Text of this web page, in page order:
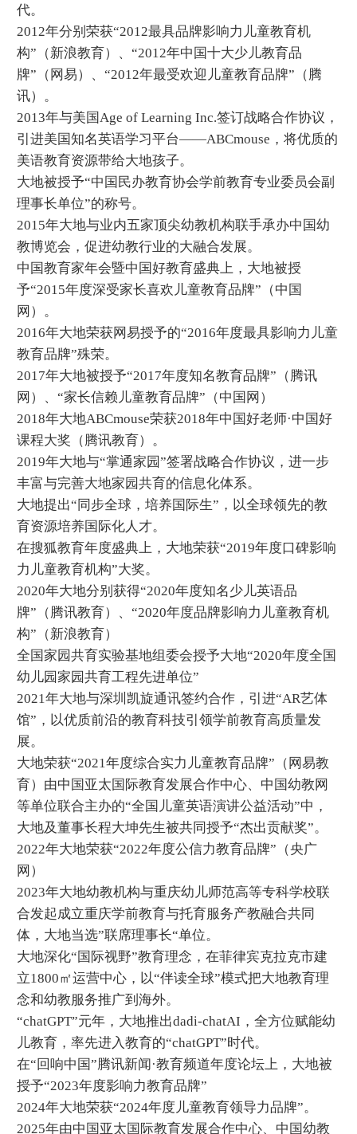
代。
2012年分别荣获“2012最具品牌影响力儿童教育机
构”（新浪教育）、“2012年中国十大少儿教育品
牌”（网易）、“2012年最受欢迎儿童教育品牌”（腾
讯）。
2013年与美国Age of Learning Inc.签订战略合作协议，
引进美国知名英语学习平台——ABCmouse，将优质的
美语教育资源带给大地孩子。
大地被授予“中国民办教育协会学前教育专业委员会副
理事长单位”的称号。
2015年大地与业内五家顶尖幼教机构联手承办中国幼
教博览会，促进幼教行业的大融合发展。
中国教育家年会暨中国好教育盛典上，大地被授
予“2015年度深受家长喜欢儿童教育品牌”（中国
网）。
2016年大地荣获网易授予的“2016年度最具影响力儿童
教育品牌”殊荣。
2017年大地被授予“2017年度知名教育品牌”（腾讯
网）、“家长信赖儿童教育品牌”（中国网）
2018年大地ABCmouse荣获2018年中国好老师·中国好
课程大奖（腾讯教育）。
2019年大地与“掌通家园”签署战略合作协议，进一步
丰富与完善大地家园共育的信息化体系。
大地提出“同步全球，培养国际生”，以全球领先的教
育资源培养国际化人才。
在搜狐教育年度盛典上，大地荣获“2019年度口碑影响
力儿童教育机构”大奖。
2020年大地分别获得“2020年度知名少儿英语品
牌”（腾讯教育）、“2020年度品牌影响力儿童教育机
构”（新浪教育）
全国家园共育实验基地组委会授予大地“2020年度全国
幼儿园家园共育工程先进单位”
2021年大地与深圳凯旋通讯签约合作，引进“AR艺体
馆”，以优质前沿的教育科技引领学前教育高质量发
展。
大地荣获“2021年度综合实力儿童教育品牌”（网易教
育）由中国亚太国际教育发展合作中心、中国幼教网
等单位联合主办的“全国儿童英语演讲公益活动”中，
大地及董事长程大坤先生被共同授予“杰出贡献奖”。
2022年大地荣获“2022年度公信力教育品牌”（央广
网）
2023年大地幼教机构与重庆幼儿师范高等专科学校联
合发起成立重庆学前教育与托育服务产教融合共同
体，大地当选”联席理事长“单位。
大地深化“国际视野”教育理念，在菲律宾克拉克市建
立1800㎡运营中心，以“伴读全球”模式把大地教育理
念和幼教服务推广到海外。
“chatGPT”元年，大地推出dadi-chatAI，全方位赋能幼
儿教育，率先进入教育的“chatGPT”时代。
在“回响中国”腾讯新闻·教育频道年度论坛上，大地被
授予“2023年度影响力教育品牌”
2024年大地荣获“2024年度儿童教育领导力品牌”。
2025年由中国亚太国际教育发展合作中心、中国幼教